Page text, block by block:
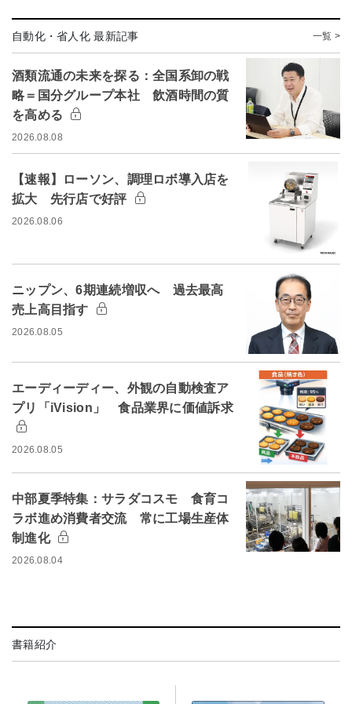
自動化・省人化 最新記事 一覧 >
酒類流通の未来を探る：全国系卸の戦
略＝国分グループ本社 飲酒時間の質
を高める
2026.08.08
【速報】ローソン、調理ロボ導入店を
拡大 先行店で好評
2026.08.06
ニップン、6期連続増収へ 過去最高
売上高目指す
2026.08.05
エーディーディー、外観の自動検査ア
プリ「iVision」 食品業界に価値訴求
2026.08.05
中部夏季特集：サラダコスモ 食育コ
ラボ進め消費者交流 常に工場生産体
制進化
2026.08.04
書籍紹介